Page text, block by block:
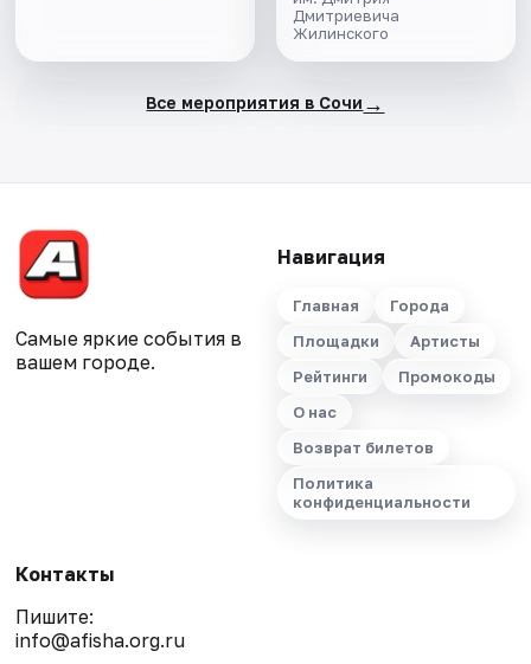
Дмитриевича
Жилинского
Все мероприятия в Сочи →
Самые яркие события в
вашем городе.
Навигация
Главная
Города
Площадки
Артисты
Рейтинги
Промокоды
О нас
Возврат билетов
Политика
конфиденциальности
Контакты
Пишите:
info@afisha.org.ru